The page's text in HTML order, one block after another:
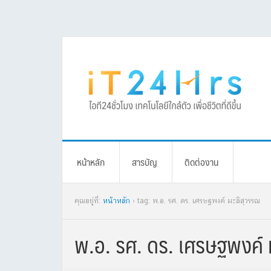
หน้าหลัก สารบัญ ติดต่องาน
คุณอยู่ที่: หน้าหลัก › tag: พ.อ. รศ. ดร. เศรษฐพงค์ มะลิสุวรรณ
พ.อ. รศ. ดร. เศรษฐพงค์